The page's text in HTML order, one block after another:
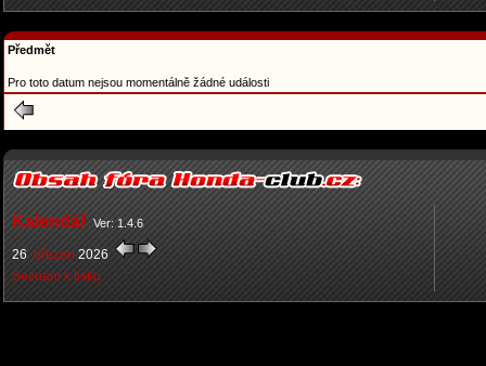
Předmět
Pro toto datum nejsou momentálně žádné události
Kalendář Ver: 1.4.6
26 březen 2026
Seznam k tisku